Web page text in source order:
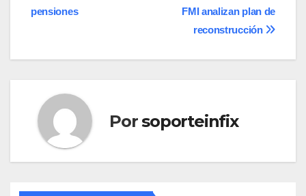
entradas
FMI analizan plan de
reconstrucción
pensiones
Porsoporteinfix